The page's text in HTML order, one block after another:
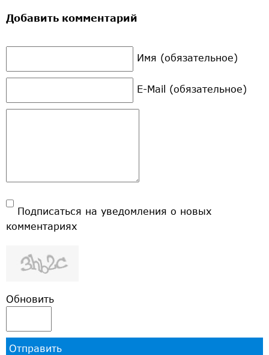
Добавить комментарий
Имя (обязательное)
E-Mail (обязательное)
Подписаться на уведомления о новых
комментариях
Обновить
Отправить